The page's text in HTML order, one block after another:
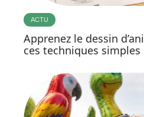
ACTU
Apprenez le dessin
ces techniques simples